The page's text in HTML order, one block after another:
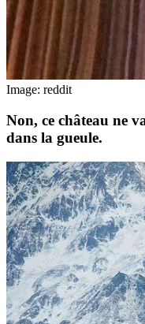
Image: reddit
Non, ce château ne
dans la gueule.